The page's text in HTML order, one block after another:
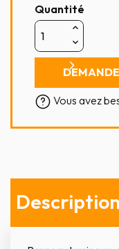
Quantité
Vous avez
Description